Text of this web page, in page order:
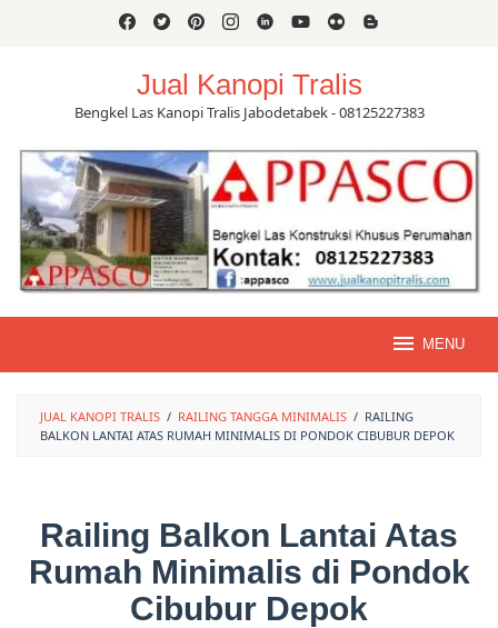
Jual Kanopi Tralis
Bengkel Las Kanopi Tralis Jabodetabek - 08125227383
MENU
JUAL KANOPI TRALIS / RAILING TANGGA MINIMALIS / RAILING
BALKON LANTAI ATAS RUMAH MINIMALIS DI PONDOK CIBUBUR DEPOK
Railing Balkon Lantai Atas
Rumah Minimalis di Pondok
Cibubur Depok